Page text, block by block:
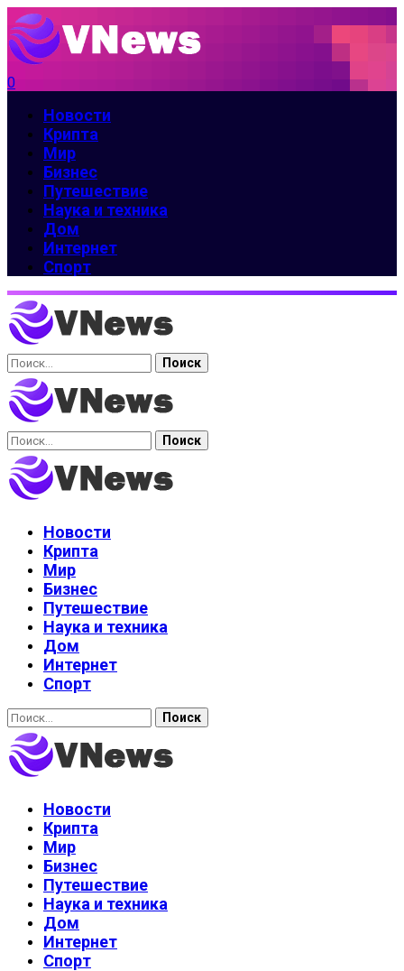
0
Новости
Крипта
Мир
Бизнес
Путешествие
Наука и техника
Дом
Интернет
Спорт
Найти:
Найти:
Новости
Крипта
Мир
Бизнес
Путешествие
Наука и техника
Дом
Интернет
Спорт
Найти:
Новости
Крипта
Мир
Бизнес
Путешествие
Наука и техника
Дом
Интернет
Спорт